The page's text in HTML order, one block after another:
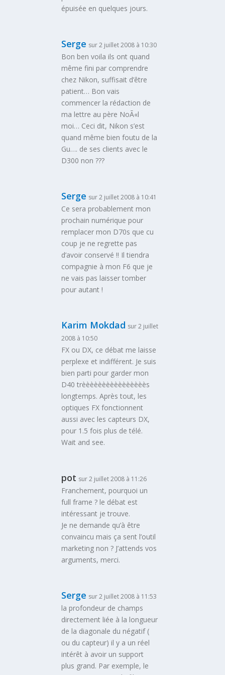
épuisée en quelques jours.
Serge sur 2 juillet 2008 à 10:30
Bon ben voila ils ont quand
même fini par comprendre
chez Nikon, suffisait d’être
patient… Bon vais
commencer la rédaction de
ma lettre au père NoÃ«l
moi… Ceci dit, Nikon s’est
quand même bien foutu de la
Gu…. de ses clients avec le
D300 non ???
Serge sur 2 juillet 2008 à 10:41
Ce sera probablement mon
prochain numérique pour
remplacer mon D70s que cu
coup je ne regrette pas
d’avoir conservé !! Il tiendra
compagnie à mon F6 que je
ne vais pas laisser tomber
pour autant !
Karim Mokdad sur 2 juillet
2008 à 10:50
FX ou DX, ce débat me laisse
perplexe et indifférent. Je suis
bien parti pour garder mon
D40 trèèèèèèèèèèèèèèèès
longtemps. Après tout, les
optiques FX fonctionnent
aussi avec les capteurs DX,
pour 1.5 fois plus de télé.
Wait and see.
pot sur 2 juillet 2008 à 11:26
Franchement, pourquoi un
full frame ? le débat est
intéressant je trouve.
Je ne demande qu’à être
convaincu mais ça sent l’outil
marketing non ? J’attends vos
arguments, merci.
Serge sur 2 juillet 2008 à 11:53
la profondeur de champs
directement liée à la longueur
de la diagonale du négatif (
ou du capteur) il y a un réel
intérêt à avoir un support
plus grand. Par exemple, le